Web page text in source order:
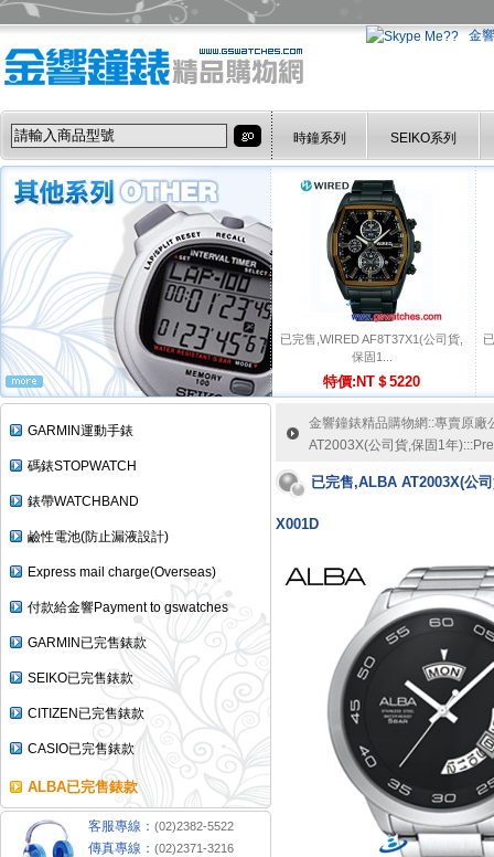
金
時鐘系列 SEIKO系列
已完售,WIRED AF8T37X1(公司貨,
保固1...
特價:NT＄5220
GARMIN運動手錶
碼錶STOPWATCH
錶帶WATCHBAND
鹼性電池(防止漏液設計)
Express mail charge(Overseas)
付款給金響Payment to gswatches
GARMIN已完售錶款
SEIKO已完售錶款
CITIZEN已完售錶款
CASIO已完售錶款
ALBA已完售錶款
客服專線： (02)2382-5522
傳真專線： (02)2371-3216
金響鐘錶精品購物網::專賣原廠
AT2003X(公司貨,保固1年
已完售,ALBA AT2003X(公
X001D